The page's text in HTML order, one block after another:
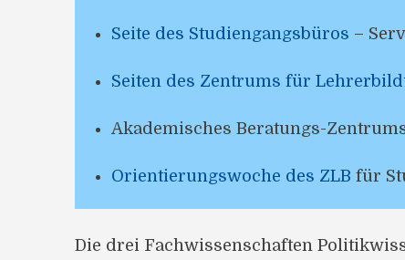
Seite des Studiengangsbüros –
Seiten des Zentrums für
Akademisches Beratungs-
Orientierungswoche des ZLB für
Die drei Fachwissenschaften